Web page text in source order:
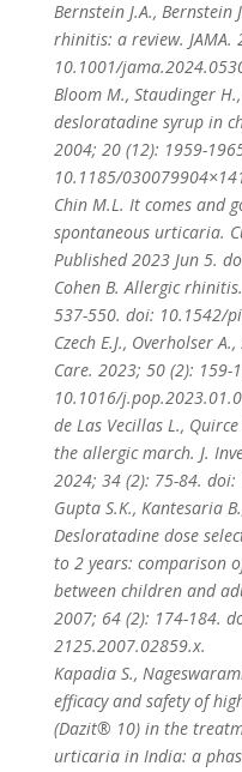
Bernstein J.A., Bernstein
rhinitis: a review. JAMA.
10.1001/
Bloom M., Staudinger
desloratadine syrup in
2004; 20 (12): 1959-
10.1185/
Chin M.L. It comes and
spontaneous urticaria.
Published 2023 Jun 5.
Cohen B. Allergic
537-550. doi: 10.1542/
Czech E.J., Overholser
Care. 2023; 50 (2): 159-
10.1016/
de Las Vecillas L.,
the allergic march. J.
2024; 34 (2): 75-84.
Gupta S.K., Kantesaria
Desloratadine dose
to 2 years: comparison
between children and
2007; 64 (2): 174-184.
2125.2007.02859.x.
Kapadia S.,
efficacy and safety of
(Dazit® 10) in the
urticaria in India: a